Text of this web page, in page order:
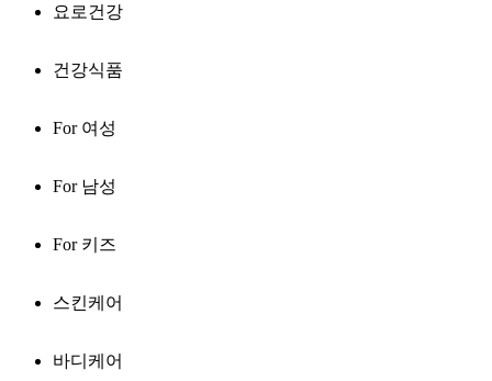
요로건강
건강식품
For 여성
For 남성
For 키즈
스킨케어
바디케어